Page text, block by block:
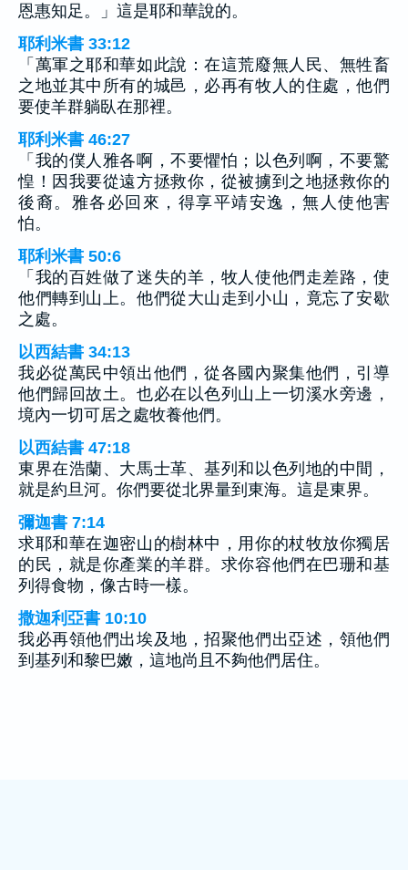
恩惠知足。」這是耶和華說的。
耶利米書 33:12
「萬軍之耶和華如此說：在這荒廢無人民、無牲畜
之地並其中所有的城邑，必再有牧人的住處，他們
要使羊群躺臥在那裡。
耶利米書 46:27
「我的僕人雅各啊，不要懼怕；以色列啊，不要驚
惶！因我要從遠方拯救你，從被擄到之地拯救你的
後裔。雅各必回來，得享平靖安逸，無人使他害
怕。
耶利米書 50:6
「我的百姓做了迷失的羊，牧人使他們走差路，使
他們轉到山上。他們從大山走到小山，竟忘了安歇
之處。
以西結書 34:13
我必從萬民中領出他們，從各國內聚集他們，引導
他們歸回故土。也必在以色列山上一切溪水旁邊，
境內一切可居之處牧養他們。
以西結書 47:18
東界在浩蘭、大馬士革、基列和以色列地的中間，
就是約旦河。你們要從北界量到東海。這是東界。
彌迦書 7:14
求耶和華在迦密山的樹林中，用你的杖牧放你獨居
的民，就是你產業的羊群。求你容他們在巴珊和基
列得食物，像古時一樣。
撒迦利亞書 10:10
我必再領他們出埃及地，招聚他們出亞述，領他們
到基列和黎巴嫩，這地尚且不夠他們居住。